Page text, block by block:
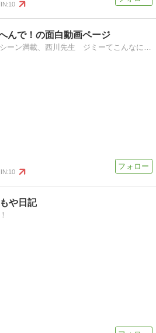
10
んで！の面白動画ページ
笑ってはいけない爆笑シーン満載、西川先生 ジミーてこんなに面白かったんですかね。
10
や日記